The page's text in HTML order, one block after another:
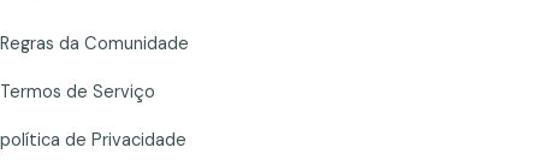
Regras da Comunidade
Termos de Serviço
política de Privacidade